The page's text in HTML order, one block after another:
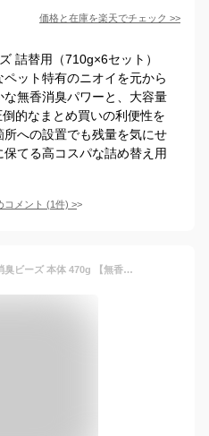
価格と在庫を楽天でチェック >>
詰替用（710g×6セット）
ット特有のニオイを元から
無香消臭パワーと、大容量
的なまとめ買いの利便性を
への設置でも残量を気にせ
てる高コスパな詰め替え用
コメント (1件) >
無香空間 ペット用 置き型 消臭ビーズ 本体 470g 【無香空間】 消臭・芳香剤